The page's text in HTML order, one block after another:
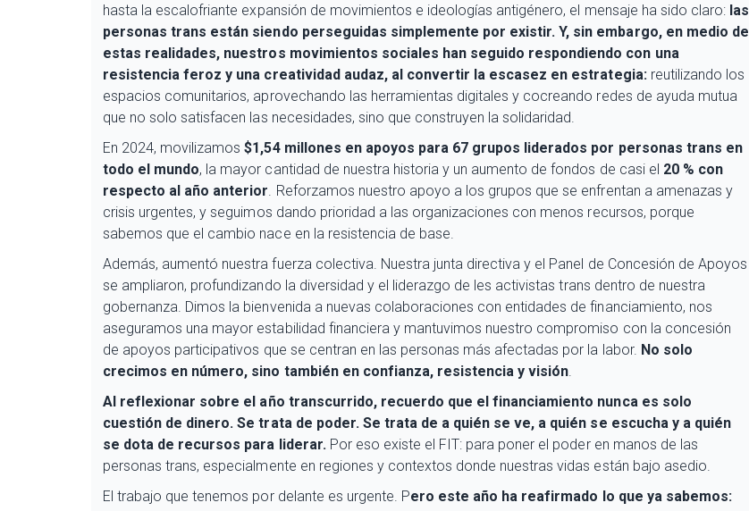
hasta la escalofriante expansión de movimientos e ideologías antigénero, el mensaje ha sido claro: las
personas trans están siendo perseguidas simplemente por existir. Y, sin embargo, en medio de
estas realidades, nuestros movimientos sociales han seguido respondiendo con una
resistencia feroz y una creatividad audaz, al convertir la escasez en estrategia:reutilizando los
espacios comunitarios, aprovechando las herramientas digitales y cocreando redes de ayuda mutua
que no solo satisfacen las necesidades, sino que construyen la solidaridad.
En 2024, movilizamos$1,54 millones en apoyos para 67 grupos liderados por personas trans en
todo el mundo, la mayor cantidad de nuestra historia y un aumento de fondos de casi el 20 % con
respecto al año anterior. Reforzamos nuestro apoyo a los grupos que se enfrentan a amenazas y
crisis urgentes, y seguimos dando prioridad a las organizaciones con menos recursos, porque
sabemos que el cambio nace en la resistencia de base.
Además, aumentó nuestra fuerza colectiva. Nuestra junta directiva y el Panel de Concesión de Apoyos
se ampliaron, profundizando la diversidad y el liderazgo de les activistas trans dentro de nuestra
gobernanza. Dimos la bienvenida a nuevas colaboraciones con entidades de financiamiento, nos
aseguramos una mayor estabilidad financiera y mantuvimos nuestro compromiso con la concesión
de apoyos participativos que se centran en las personas más afectadas por la labor. No solo
crecimos en número, sino también en confianza, resistencia y visión.
Al reflexionar sobre el año transcurrido, recuerdo que el financiamiento nunca es solo
cuestión de dinero. Se trata de poder. Se trata de a quién se ve, a quién se escucha y a quién
se dota de recursos para liderar.Por eso existe el FIT: para poner el poder en manos de las
personas trans, especialmente en regiones y contextos donde nuestras vidas están bajo asedio.
El trabajo que tenemos por delante es urgente. Pero este año ha reafirmado lo que ya sabemos: